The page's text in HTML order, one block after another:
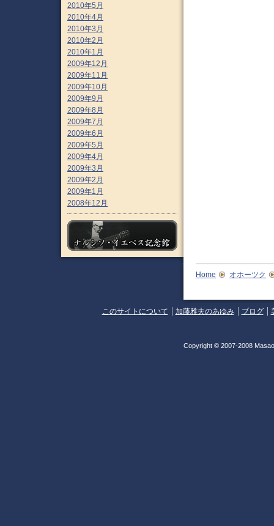
2010年5月
2010年4月
2010年3月
2010年2月
2010年1月
2009年12月
2009年11月
2009年10月
2009年9月
2009年8月
2009年7月
2009年6月
2009年5月
2009年4月
2009年3月
2009年2月
2009年1月
2008年12月
Home オホーツク
このサイトについて 加藤雅夫のあゆみ ブログ
Copyright © 2007-2008